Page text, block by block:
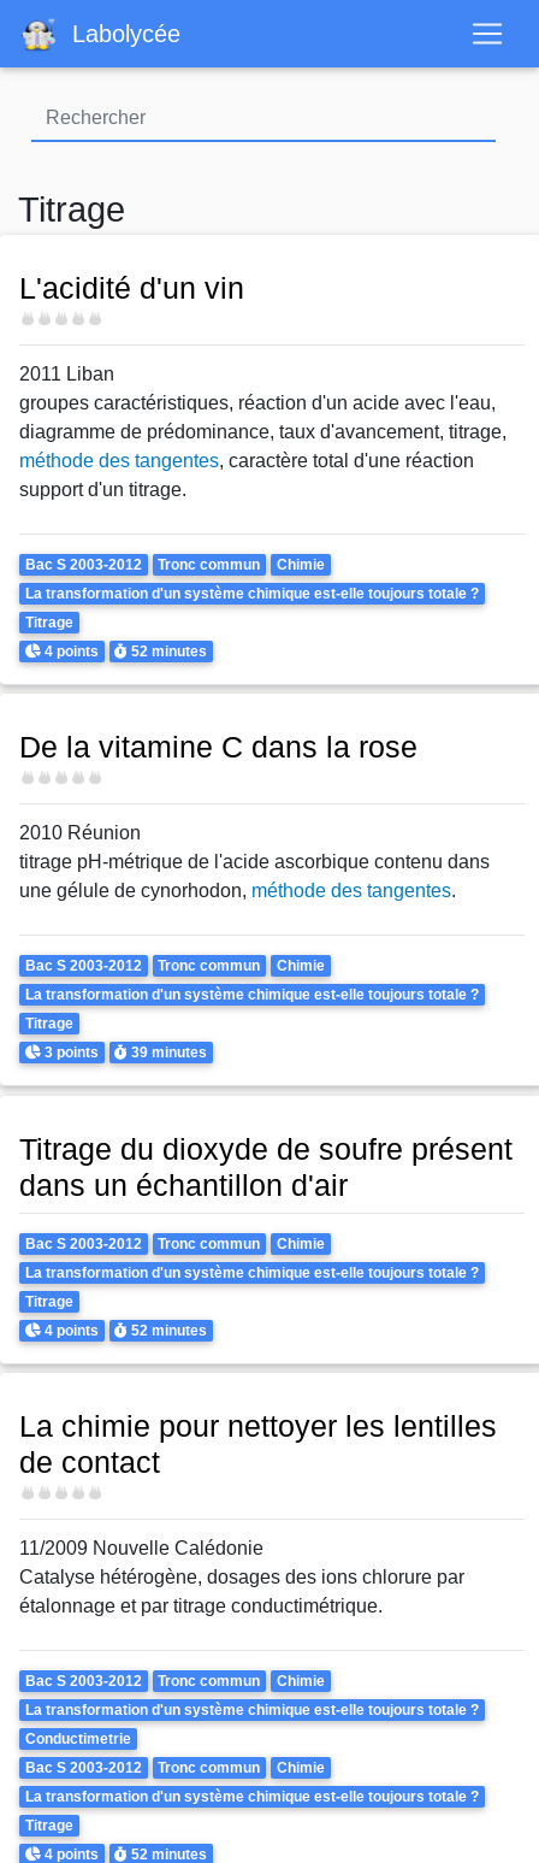
contenu
Labolycée
Titrage
L'acidité d'un vin
Difficulté
2011 Liban
groupes caractéristiques, réaction d'un acide avec l'eau,
diagramme de prédominance, taux d'avancement, titrage,
méthode des tangentes, caractère total d'une réaction
support d'un titrage.
Theme
Bac S 2003-2012 Tronc commun
Chimie
La transformation d'un système chimique est-elle toujours totale ?
Titrage
Points
4 points Durée
52 minutes
De la vitamine C dans la rose
Difficulté
2010 Réunion
titrage pH-métrique de l'acide ascorbique contenu dans
une gélule de cynorhodon, méthode des tangentes.
Theme
Bac S 2003-2012 Tronc commun
Chimie
La transformation d'un système chimique est-elle toujours totale ?
Titrage
Points
3 points Durée
39 minutes
Titrage du dioxyde de soufre présent
dans un échantillon d'air
Theme
Bac S 2003-2012 Tronc commun
Chimie
La transformation d'un système chimique est-elle toujours totale ?
Titrage
Points
4 points Durée
52 minutes
La chimie pour nettoyer les lentilles
de contact
Difficulté
11/2009 Nouvelle Calédonie
Catalyse hétérogène, dosages des ions chlorure par
étalonnage et par titrage conductimétrique.
Theme
Bac S 2003-2012 Tronc commun
Chimie
La transformation d'un système chimique est-elle toujours totale ?
Conductimetrie
Bac S 2003-2012
Tronc commun
Chimie
La transformation d'un système chimique est-elle toujours totale ?
Titrage
Points
4 points Durée
52 minutes